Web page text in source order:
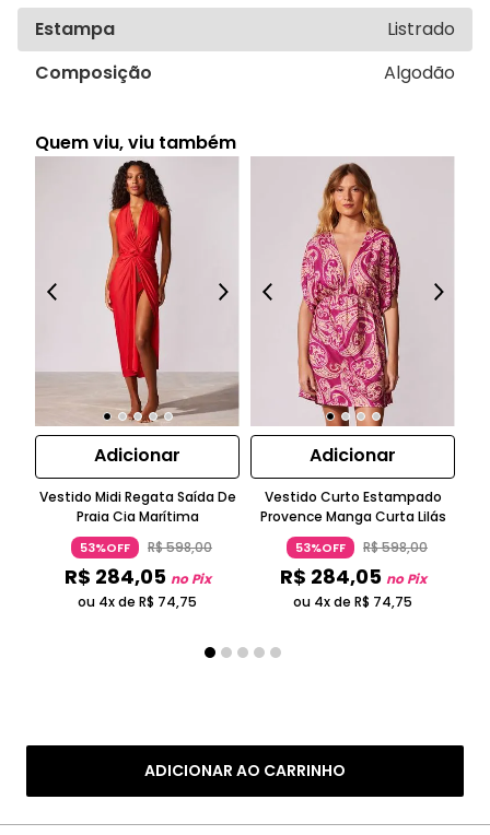
ADICIONAR AO CARRINHO
Estampa
Listrado
Composição
Algodão
Quem viu, viu também
Adicionar
Vestido Midi Regata Saída De
Praia Cia Marítima
53%OFF R$598,00
R$ 284,05 no Pix
ou 4x de R$ 74,75
Adicionar
Vestido Curto Estampado
Provence Manga Curta Lilás
53%OFF R$598,00
R$ 284,05 no Pix
ou 4x de R$ 74,75